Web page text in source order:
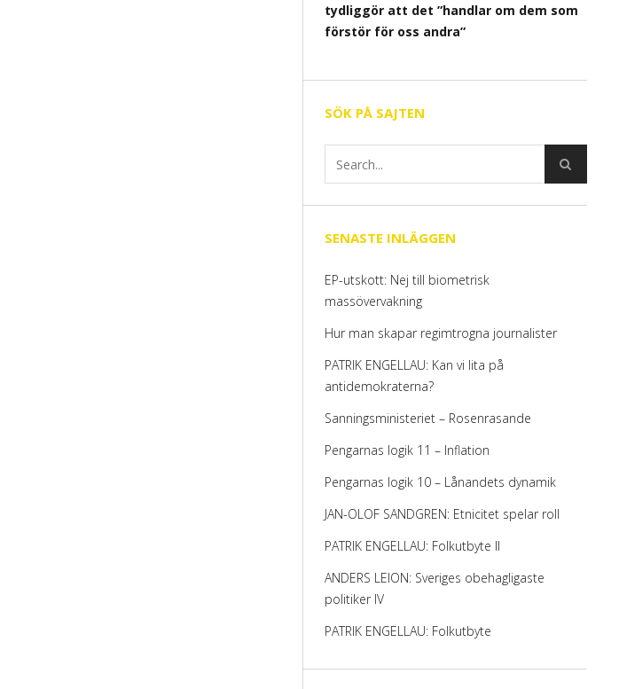
tydliggör att det ”handlar om dem som
förstör för oss andra”
SÖK PÅ SAJTEN
SENASTE INLÄGGEN
EP-utskott: Nej till biometrisk
massövervakning
Hur man skapar regimtrogna journalister
PATRIK ENGELLAU: Kan vi lita på
antidemokraterna?
Sanningsministeriet – Rosenrasande
Pengarnas logik 11 – Inflation
Pengarnas logik 10 – Lånandets dynamik
JAN-OLOF SANDGREN: Etnicitet spelar roll
PATRIK ENGELLAU: Folkutbyte II
ANDERS LEION: Sveriges obehagligaste
politiker IV
PATRIK ENGELLAU: Folkutbyte